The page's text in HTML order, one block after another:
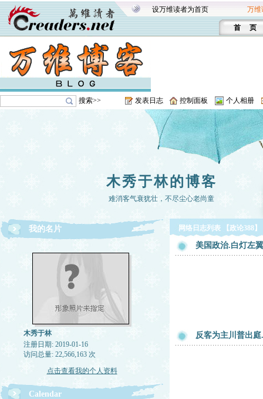
设万维读者为首页 万维
首 页
搜索>> 发表日志 控制面板 个人相册
木秀于林的博客
难消客气衰犹壮，不尽尘心老尚童
我的名片
木秀于林
注册日期: 2019-01-16
访问总量: 22,566,163 次
点击查看我的个人资料
Calendar
网络日志列表 【政论388】
美国政治.白灯左
反客为主川普出